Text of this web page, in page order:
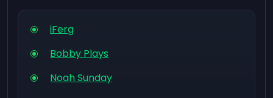
iFerg
Bobby Plays
Noah Sunday